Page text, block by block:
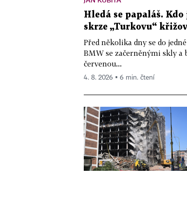
Hledá se papaláš.
skrze „Turkovu“
Před několika dny se do
BMW se začerněnými skly a
červenou...
4. 8. 2026 ▪ 6 min. čtení